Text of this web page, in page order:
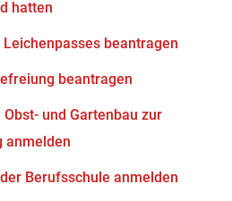
hatten
beantragen
beantragen
und Gartenbau zur
anmelden
Berufsschule anmelden